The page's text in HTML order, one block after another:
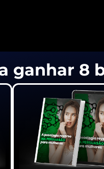
ganhar 8